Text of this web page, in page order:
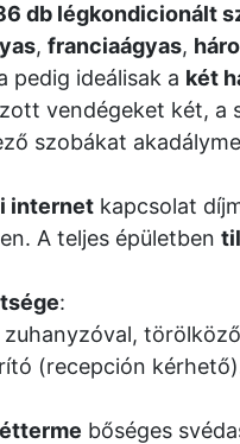
db légkondicionált
, franciaágyas,
pedig ideálisak a két
vendégeket két, a
szobákat
internet kapcsolat
A teljes épületben
:
(recepción
bőséges